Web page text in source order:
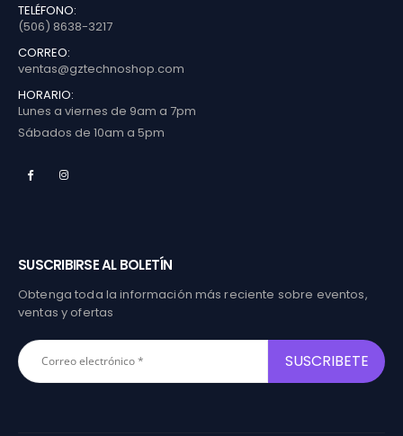
TELÉFONO:
(506) 8638-3217
CORREO:
ventas@gztechnoshop.com
HORARIO:
Lunes a viernes de 9am a 7pm
Sábados de 10am a 5pm
SUSCRIBIRSE AL BOLETÍN
Obtenga toda la información más reciente sobre eventos,
ventas y ofertas